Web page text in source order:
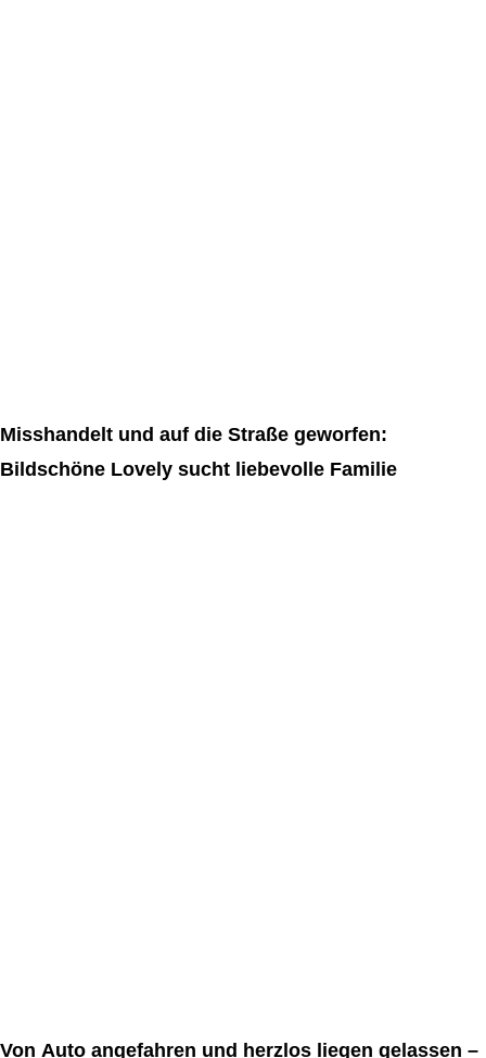
Misshandelt und auf die Straße geworfen:
Bildschöne Lovely sucht liebevolle Familie
Von Auto angefahren und herzlos liegen gelassen –